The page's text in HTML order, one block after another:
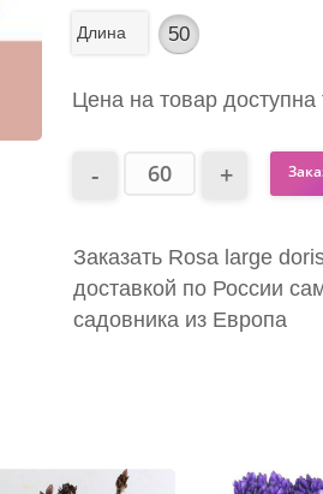
Длина 50
Цена на товар доступна
Заказать Rosa large
доставкой по России
садовника из Европа